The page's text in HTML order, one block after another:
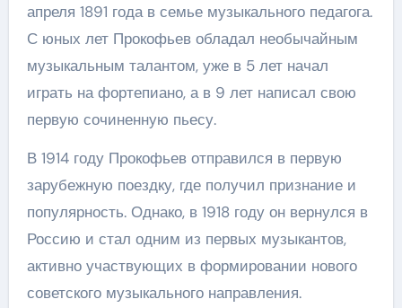
апреля 1891 года в семье музыкального педагога.
С юных лет Прокофьев обладал необычайным
музыкальным талантом, уже в 5 лет начал
играть на фортепиано, а в 9 лет написал свою
первую сочиненную пьесу.
В 1914 году Прокофьев отправился в первую
зарубежную поездку, где получил признание и
популярность. Однако, в 1918 году он вернулся в
Россию и стал одним из первых музыкантов,
активно участвующих в формировании нового
советского музыкального направления.